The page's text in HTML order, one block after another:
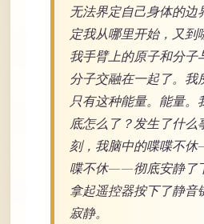
无法界定自己身体的边
定我从哪里开始，又到
我手臂上的原子和分子
分子交融在一起了。我
只有这种能量。能量。
底怎么了？发生了什么
刻，我脑中的喋喋不
喋不休——彻底安静了
拿起遥控器按下了静
寂静。